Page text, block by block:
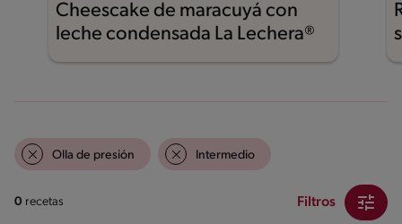
Cheescake de maracuyá con
leche condensada La Lechera®
Olla de presión Intermedio
0 recetas Filtros